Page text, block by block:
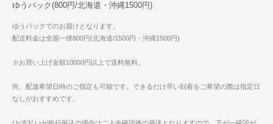
ゆうパック(800円/北海道・沖縄1500円)
ゆうパックでのお届けとなります。
配送料金は全国一律800円(北海道/1500円・沖縄1500円)
※お買い上げ金額10000円以上で送料無料。
尚、配達希望日時のご指定も可能です。できるだけ早い到着をご希望の際は指定日
なしがおすすめです。